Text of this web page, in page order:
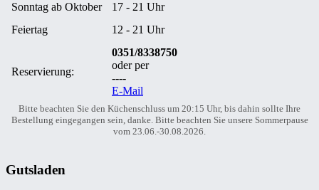
Sonntag ab Oktober
17 - 21 Uhr
Feiertag
12 - 21 Uhr
Reservierung:
0351/8338750
oder per
----
E-Mail
Bitte beachten Sie den Küchenschluss um 20:15 Uhr, bis dahin sollte Ihre
Bestellung eingegangen sein, danke. Bitte beachten Sie unsere Sommerpause
vom 23.06.-30.08.2026.
Gutsladen